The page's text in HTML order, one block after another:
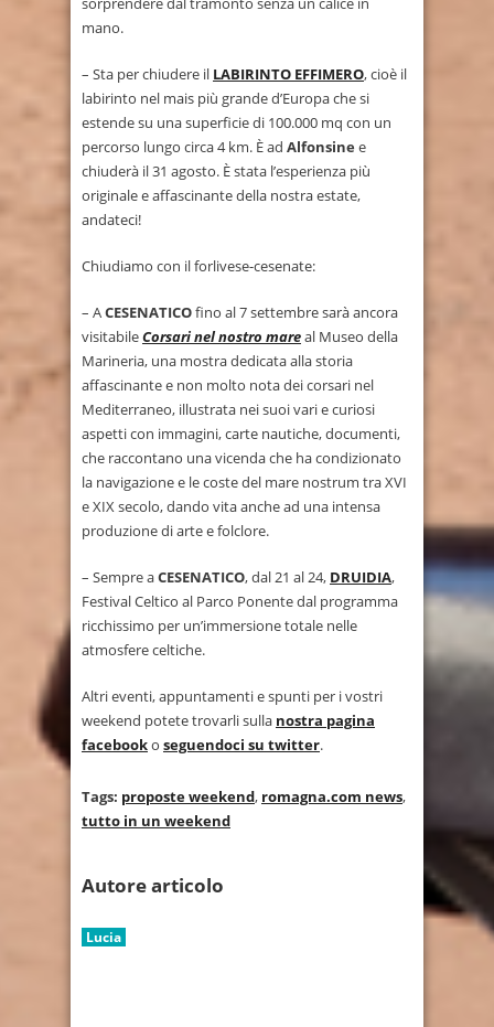
mano.
– Sta per chiudere il LABIRINTO EFFIMERO, cioè il
labirinto nel mais più grande d’Europa che si
estende su una superficie di 100.000 mq con un
percorso lungo circa 4 km. È ad Alfonsine e
chiuderà il 31 agosto. È stata l’esperienza più
originale e affascinante della nostra estate,
andateci!
Chiudiamo con il forlivese-cesenate:
– ACESENATICOfino al 7 settembre sarà ancora
visitabileCorsari nel nostro mareal Museo della
Marineria, una mostra dedicata alla storia
affascinante e non molto nota dei corsari nel
Mediterraneo, illustrata nei suoi vari e curiosi
aspetti con immagini, carte nautiche, documenti,
che raccontano una vicenda che ha condizionato
la navigazione e le coste del mare nostrum tra XVI
e XIX secolo, dando vita anche ad una intensa
produzione di arte e folclore.
– Sempre aCESENATICO, dal 21 al 24, DRUIDIA,
Festival Celtico al Parco Ponente dal programma
ricchissimo per un’immersione totale nelle
atmosfere celtiche.
Altri eventi, appuntamenti e spunti per i vostri
weekend potete trovarli sulla nostra pagina
facebooko seguendoci su twitter.
Tags: proposte weekend, romagna.com news,
tutto in un weekend
Autore articolo
Lucia